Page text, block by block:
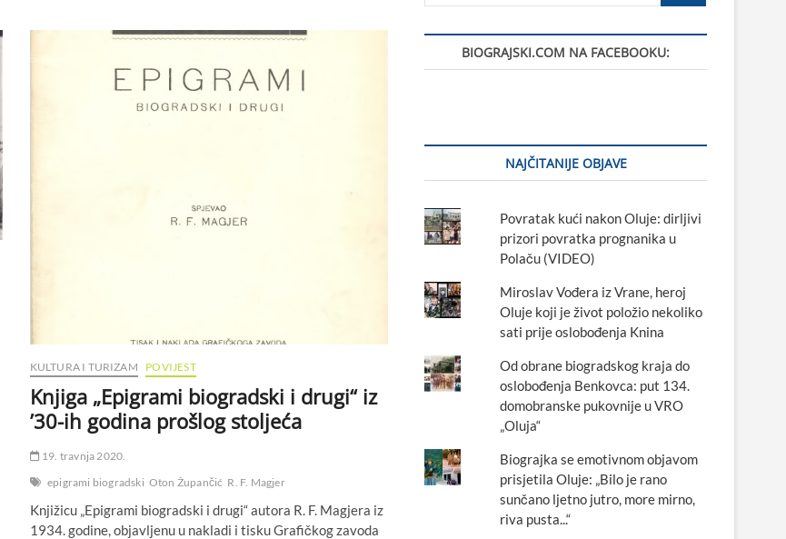
KULTURA I TURIZAM POVIJEST
Knjiga „Epigrami biogradski i drugi“ iz
’30-ih godina prošlog stoljeća
19. travnja 2020.
epigrami biogradski Oton Župančić R. F. Magjer
Knjižicu „Epigrami biogradski i drugi“ autora R. F. Magjera iz
1934. godine, objavljenu u nakladi i tisku Grafičkog zavoda
BIOGRAJSKI.COM NA FACEBOOKU:
NAJČITANIJE OBJAVE
Povratak kući nakon Oluje: dirljivi
prizori povratka prognanika u
Polaču (VIDEO)
Miroslav Vođera iz Vrane, heroj
Oluje koji je život položio nekoliko
sati prije oslobođenja Knina
Od obrane biogradskog kraja do
oslobođenja Benkovca: put 134.
domobranske pukovnije u VRO
„Oluja“
Biograjka se emotivnom objavom
prisjetila Oluje: „Bilo je rano
sunčano ljetno jutro, more mirno,
riva pusta...“